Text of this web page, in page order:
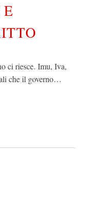
ci riesce. Imu, Iva,
che il governo…